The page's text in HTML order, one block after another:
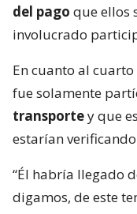
del pago que ellos
involucrado
En cuanto al
fue solamente
transportey que
estarían
“Él habría llegado
digamos, de este